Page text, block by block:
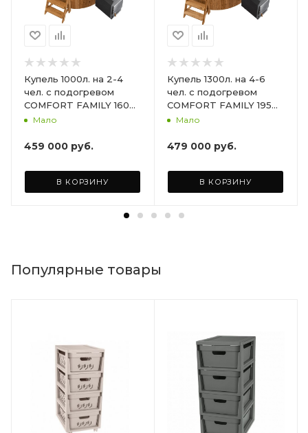
Купель 1000л. на 2-4
чел. с подогревом
COMFORT FAMILY 160
HOT 50кВт., Доп.
Хромотерапия +
термокрышка.
Мало
459 000 руб.
В КОРЗИНУ
Купель 1300л. на 4-6
чел. с подогревом
COMFORT FAMILY 195
HOT 50кВт., Доп.
Хромотерапия +
термокрышка.
Мало
479 000 руб.
В КОРЗИНУ
Популярные товары